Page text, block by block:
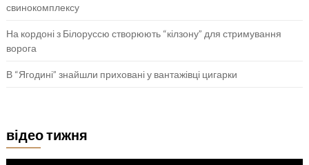
свинокомплексу
На кордоні з Білоруссю створюють “кілзону” для стримування
ворога
В “Ягодині” знайшли приховані у вантажівці цигарки
відео тижня